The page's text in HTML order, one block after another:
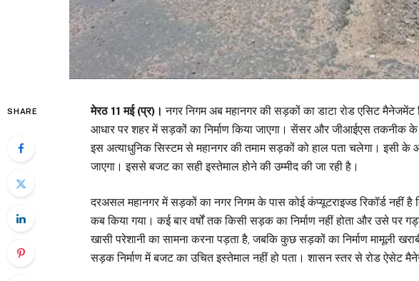
SHARE मेरठ 11 मई (प्र)।नगर निगम अब महानगर की सड़कों का डाटा रोड एसिट
आधार पर शहर में सड़कों का निर्माण किया जाएगा। सेंसर और जीआईएस तकनीक के
इस अत्याधुनिक सिस्टम से महानगर की तमाम सड़कों को हाल पता चलेगा। इसी के
जाएगा। इससे बजट का सही इस्तेमाल होने की उम्मीद की जा रही है।
दरअसल महानगर में सड़कों का नगर निगम के पास कोई कंप्यूटराइज्ड रिकॉर्ड नहीं
कब किया गया। कई बार वर्षों तक किसी सड़क का निर्माण नहीं होता और उसे पर
खासी परेशानी का सामना करना पड़ता है, जबकि कुछ सड़कों का निर्माण मामूली
सड़क निर्माण में बजट का उचित इस्तेमाल नहीं हो पता। शासन स्तर से रोड ऐसेट